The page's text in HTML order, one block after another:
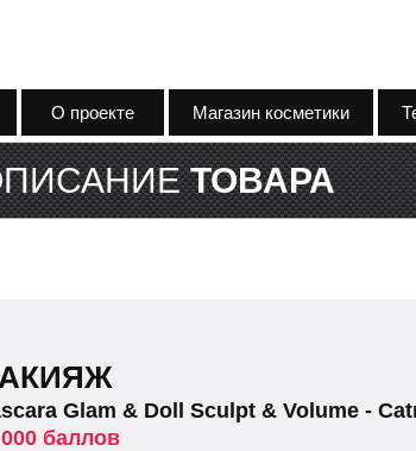
О проекте Магазин косметики
ТОВАРА
Glam & Doll Sculpt & Volume -
баллов